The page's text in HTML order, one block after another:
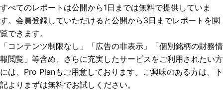
すべてのレポートは公開から1日までは無料で提供していま
す。会員登録していただけると公開から3日までレポートを閲
覧できます。
「コンテンツ制限なし」「広告の非表示」「個別銘柄の財務情
報閲覧」 等含め、さらに充実したサービスをご利用されたい方
には、Pro Planもご用意しております。ご興味のある方は、下
記よりまずは無料でお試しください。